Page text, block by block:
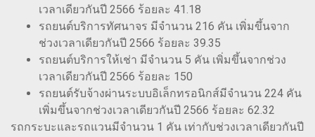
เวลาเดียวกันปี 2566 ร้อยละ 41.18
รถยนต์บริการทัศนาจร มีจำนวน 216 คัน เพิ่มขึ้นจาก
ช่วงเวลาเดียวกันปี 2566 ร้อยละ 39.35
รถยนต์บริการให้เช่า มีจำนวน 5 คัน เพิ่มขึ้นจากช่วง
เวลาเดียวกันปี 2566 ร้อยละ 150
รถยนต์รับจ้างผ่านระบบอิเล็กทรอนิกส์มีจำนวน 224 คัน
เพิ่มขึ้นจากช่วงเวลาเดียวกันปี 2566 ร้อยละ 62.32
รถกระบะและรถแวนมีจำนวน 1 คัน เท่ากับช่วงเวลาเดียวกันปี